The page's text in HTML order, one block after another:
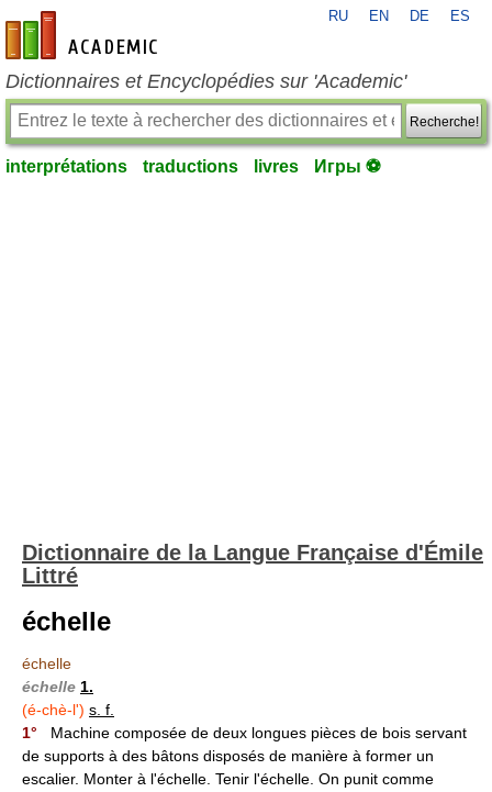
fr-academic.com
RU EN DE ES
Dictionnaires et Encyclopédies sur 'Academic'
Recherche!
interprétations traductions livres Игры ⚽
Dictionnaire de la Langue Française d'Émile
Littré
échelle
échelle
échelle 1.
(é-chè-l') s. f.
1° Machine composée de deux longues pièces de bois servant
de supports à des bâtons disposés de manière à former un
escalier. Monter à l'échelle. Tenir l'échelle. On punit comme